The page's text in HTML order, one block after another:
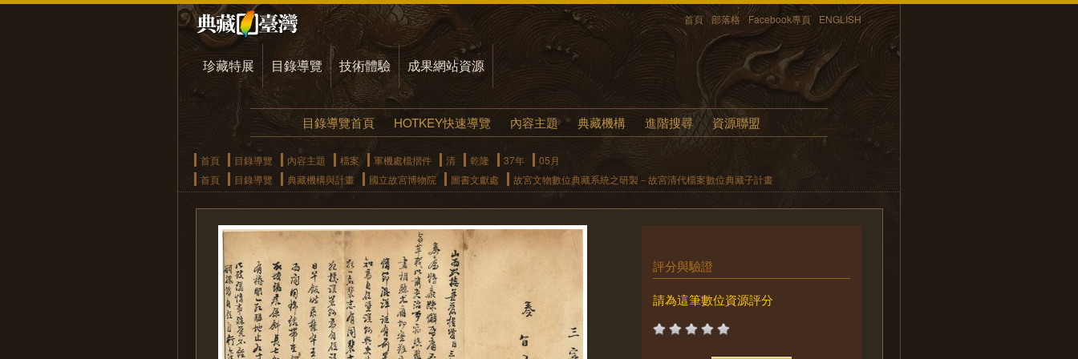
首頁 部落格 Facebook專頁 ENGLISH
珍藏特展 目錄導覽 技術體驗 成果網站資源
目錄導覽首頁 HOTKEY快速導覽 內容主題 典藏機構 進階搜尋 資源聯盟
首頁 目錄導覽 內容主題 檔案 軍機處檔摺件 清 乾隆 37年
05月
首頁
目錄導覽 典藏機構與計畫 國立故宮博物院 圖書文獻處 故宮文物數位典藏系統之研製－故宮清代檔案數位典藏子計畫
評分與驗證
請為這筆數位資源評分